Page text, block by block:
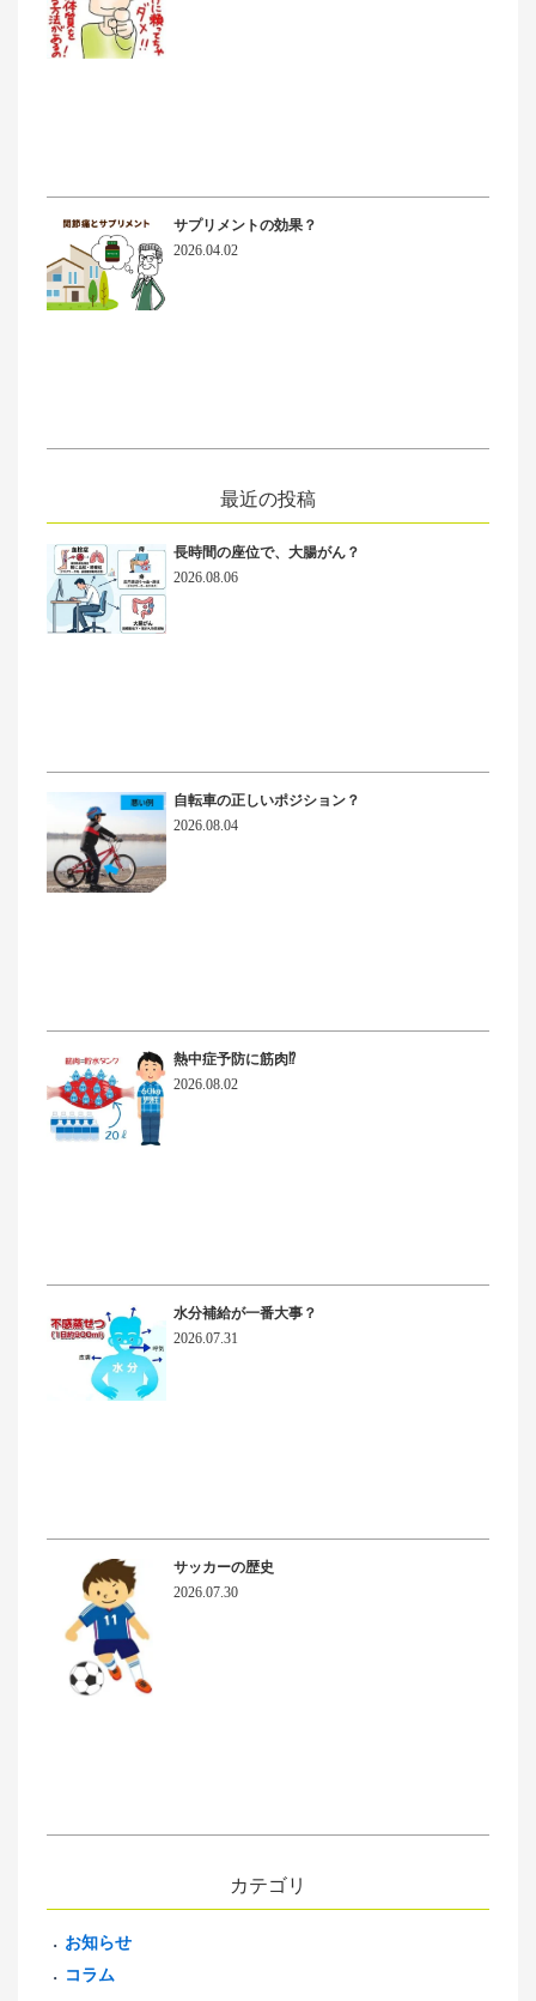
サプリメントの効果？
2026.04.02
最近の投稿
長時間の座位で、大腸がん？
2026.08.06
自転車の正しいポジション？
2026.08.04
熱中症予防に筋肉⁉
2026.08.02
水分補給が一番大事？
2026.07.31
サッカーの歴史
2026.07.30
カテゴリ
お知らせ
コラム